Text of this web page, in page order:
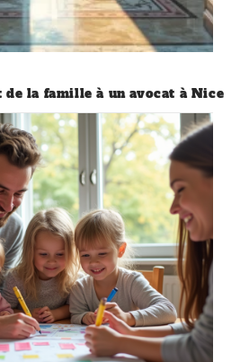
la famille à un avocat à Nice